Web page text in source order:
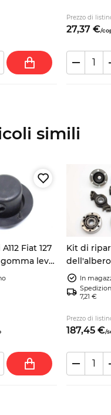
Prezzo di
27,37 €/
simili
Fiat 127
leva
4322726
Kit di
141 4x4
In
7,21 €
Prezzo di
187,45 €/